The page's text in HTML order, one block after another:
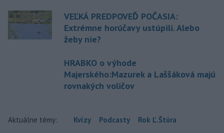
VEĽKÁ PREDPOVEĎ POČASIA:
Extrémne horúčavy ustúpili. Alebo
žeby nie?
HRABKO o výhode
Majerského:Mazurek a Laššáková majú
rovnakých voličov
Aktuálne témy: Kvízy Podcasty Rok Ľ.Štúra